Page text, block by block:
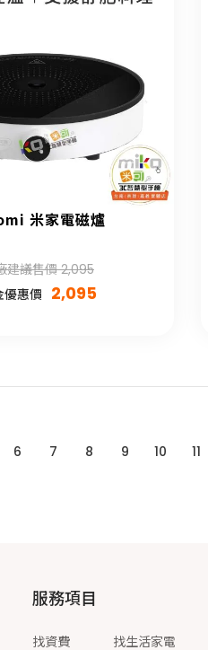
米家電磁爐
建議售價 2,095
優惠價 2,095
6 7 8 9 10 11
服務項目
找資費 找生活家電